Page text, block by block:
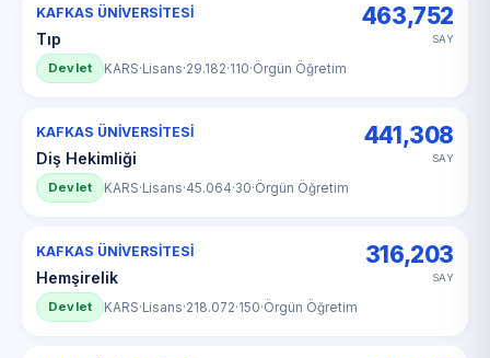
KAFKAS ÜNİVERSİTESİ
Tıp
463,752
SAY
Devlet KARS·Lisans·29.182·110·Örgün Öğretim
KAFKAS ÜNİVERSİTESİ
Diş Hekimliği
441,308
SAY
Devlet KARS·Lisans·45.064·30·Örgün Öğretim
KAFKAS ÜNİVERSİTESİ
Hemşirelik
316,203
SAY
Devlet KARS·Lisans·218.072·150·Örgün Öğretim